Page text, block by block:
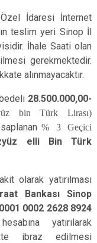
İdaresi İnternet
teslim yeri Sinop İl
İhale Saati olan
gerekmektedir.
alınmayacaktır.
28.500.000,00-
bin Türk Lirası)
% 3 Geçici
elli Bin Türk
olarak yatırılması
Bankası Sinop
0002 2628 8924
yatırılarak
ibraz edilmesi